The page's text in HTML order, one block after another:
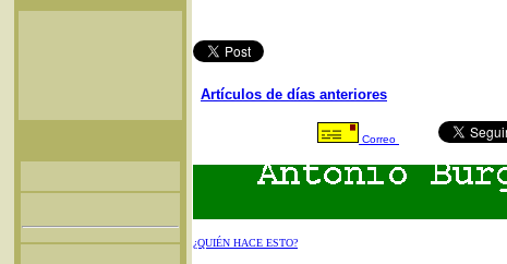
Artículos de días anteriores
Correo
¿QUIÉN HACE ESTO?